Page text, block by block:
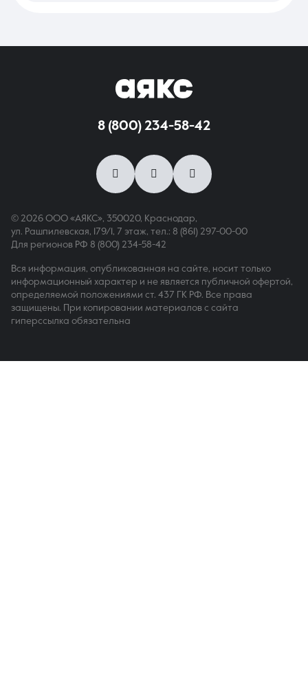
которые могут быть критичны для соблюдения норм
пожарной безопасности.
8 (800) 234-58-42
© 2026 ООО «АЯКС», 350020, Краснодар,
ул. Рашпилевская, 179/1, 7 этаж, тел.: 8 (861) 297-00-00
Для регионов РФ 8 (800) 234-58-42
Вся информация, опубликованная на сайте, носит только
информационный характер и не является публичной офертой,
определяемой положениями ст. 437 ГК РФ. Все права
защищены. При копировании материалов с сайта
гиперссылка обязательна